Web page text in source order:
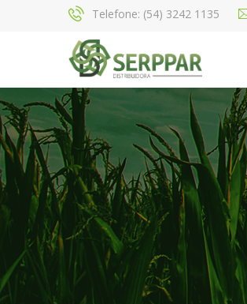
Telefone: (54) 3242 1135